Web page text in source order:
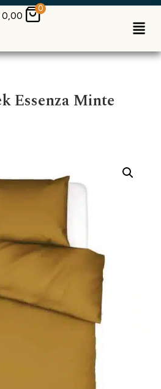
0,00
0
Essenza Minte